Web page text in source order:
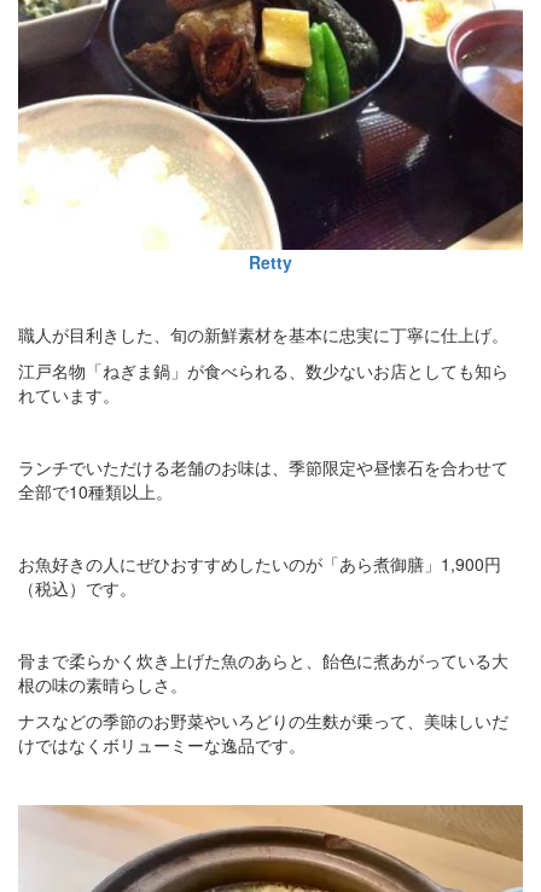
Retty
職人が目利きした、旬の新鮮素材を基本に忠実に丁寧に仕上げ。
江戸名物「ねぎま鍋」が食べられる、数少ないお店としても知ら
れています。
ランチでいただける老舗のお味は、季節限定や昼懐石を合わせて
全部で10種類以上。
お魚好きの人にぜひおすすめしたいのが「あら煮御膳」1,900円
（税込）です。
骨まで柔らかく炊き上げた魚のあらと、飴色に煮あがっている大
根の味の素晴らしさ。
ナスなどの季節のお野菜やいろどりの生麩が乗って、美味しいだ
けではなくボリューミーな逸品です。